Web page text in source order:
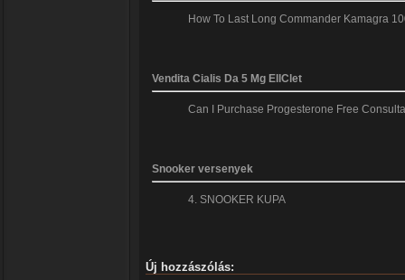
How To Last Long Commander Kamagra
Vendita Cialis Da 5 Mg EllClet
Can I Purchase Progesterone Free
Snooker versenyek
4. SNOOKER KUPA
Új hozzászólás: